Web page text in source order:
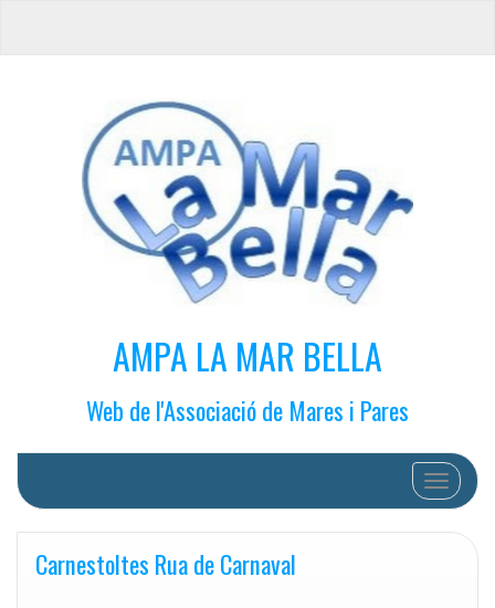
AMPA LA MAR BELLA
Web de l'Associació de Mares i Pares
Cambiar
Carnestoltes Rua de Carnaval